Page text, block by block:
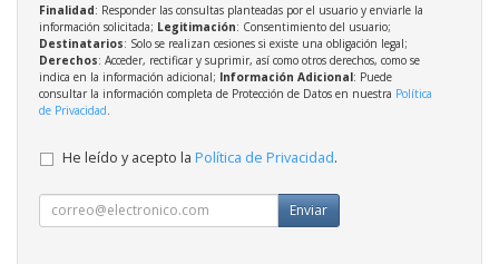
Finalidad: Responder las consultas planteadas por el usuario y enviarle la
información solicitada; Legitimación: Consentimiento del usuario;
Destinatarios: Solo se realizan cesiones si existe una obligación legal;
Derechos: Acceder, rectificar y suprimir, así como otros derechos, como se
indica en la información adicional; Información Adicional: Puede
consultar la información completa de Protección de Datos en nuestra Política
de Privacidad
He leído y acepto la Política de Privacidad.
Enviar